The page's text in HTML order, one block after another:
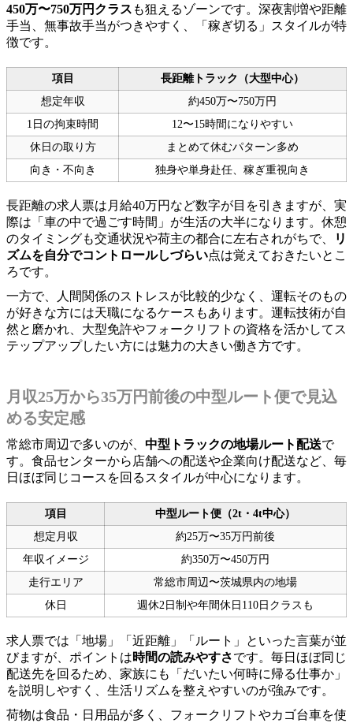
450万〜750万円クラス も狙えるゾーンです。深夜割増や距離
手当、無事故手当がつきやすく、「稼ぎ切る」スタイルが特
徴です。
項目
長距離トラック（大型中心）
想定年収
約450万〜750万円
1日の拘束時間
12〜15時間になりやすい
休日の取り方
まとめて休むパターン多め
向き・不向き
独身や単身赴任、稼ぎ重視向き
長距離の求人票は月給40万円など数字が目を引きますが、実
際は「車の中で過ごす時間」が生活の大半になります。休憩
のタイミングも交通状況や荷主の都合に左右されがちで、
リ
ズムを自分でコントロールしづらい点は覚えておきたいとこ
ろです。
一方で、人間関係のストレスが比較的少なく、運転そのもの
が好きな方には天職になるケースもあります。運転技術が自
然と磨かれ、大型免許やフォークリフトの資格を活かしてス
テップアップしたい方には魅力の大きい働き方です。
月収25万から35万円前後の中型ルート便で見込
める安定感
常総市周辺で多いのが、 中型トラックの地場ルート配送で
す。食品センターから店舗への配送や企業向け配送など、毎
日ほぼ同じコースを回るスタイルが中心になります。
項目
中型ルート便（2t・4t中心）
想定月収
約25万〜35万円前後
年収イメージ
約350万〜450万円
走行エリア
常総市周辺〜茨城県内の地場
休日
週休2日制や年間休日110日クラスも
求人票では「地場」「近距離」「ルート」といった言葉が並
びますが、ポイントは時間の読みやすさです。毎日ほぼ同じ
配送先を回るため、家族にも「だいたい何時に帰る仕事か」
を説明しやすく、生活リズムを整えやすいのが強みです。
荷物は食品・日用品が多く、フォークリフトやカゴ台車を使